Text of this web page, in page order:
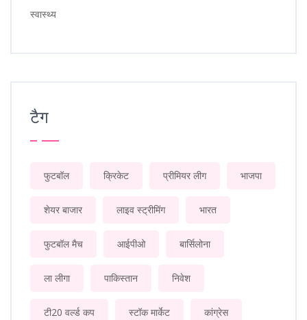
स्वास्थ्य
टैग
फुटबॉल क्रिकेट प्रीमियर लीग भाजपा
शेयर बाजार लाइव स्ट्रीमिंग भारत
फुटबॉल मैच आईपीओ बार्सिलोना
ला लीगा पाकिस्तान निवेश
टी20 वर्ल्ड कप स्टॉक मार्केट कांग्रेस